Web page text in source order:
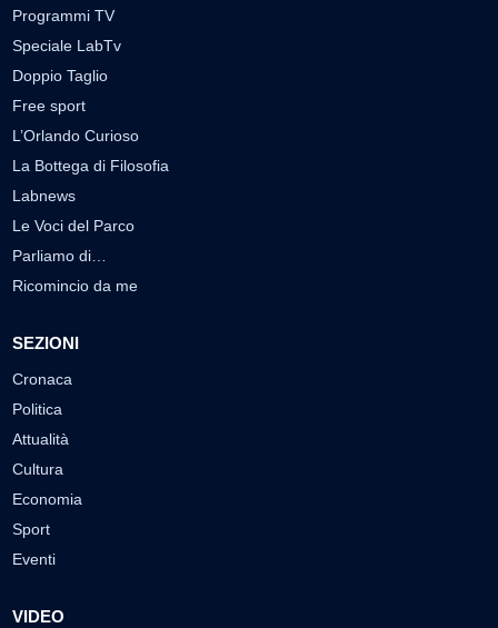
Programmi TV
Speciale LabTv
Doppio Taglio
Free sport
L’Orlando Curioso
La Bottega di Filosofia
Labnews
Le Voci del Parco
Parliamo di…
Ricomincio da me
SEZIONI
Cronaca
Politica
Attualità
Cultura
Economia
Sport
Eventi
VIDEO